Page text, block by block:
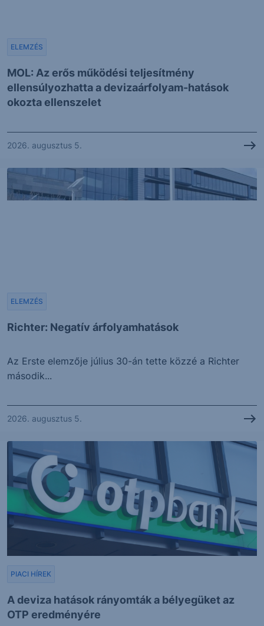
MOL: Az erős működési teljesítmény
ellensúlyozhatta a devizaárfolyam-hatások
okozta ellenszelet
ELEMZÉS
2026. augusztus 5.
Richter: Negatív árfolyamhatások
ELEMZÉS
Az Erste elemzője július 30-án tette közzé a Richter
második...
2026. augusztus 5.
A deviza hatások rányomták a bélyegüket az
OTP eredményére
PIACI HÍREK